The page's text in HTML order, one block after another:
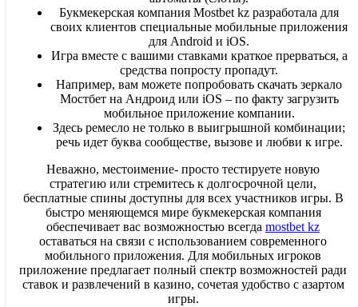
Букмекерская компания Mostbet kz разработала для
своих клиентов специальные мобильные приложения
для Android и iOS.
Игра вместе с вашими ставками краткое прерваться, а
средства попросту пропадут.
Например, вам можете попробовать скачать зеркало
Мостбет на Андроид или iOS – по факту загрузить
мобильное приложение компании.
Здесь ремесло не только в выигрышной комбинации;
речь идет буква сообществе, вызове и любви к игре.
Неважно, местоимение- просто тестируете новую
стратегию или стремитесь к долгосрочной цели,
бесплатные спины доступны для всех участников игры. В
быстро меняющемся мире букмекерская компания
обеспечивает вас возможностью всегда mostbet kz
оставаться на связи с использованием современного
мобильного приложения. Для мобильных игроков
приложение предлагает полный спектр возможностей ради
ставок и развлечений в казино, сочетая удобство с азартом
игры.